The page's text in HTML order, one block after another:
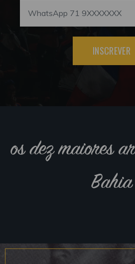
INSCREVER
os dez maiores
Bahia